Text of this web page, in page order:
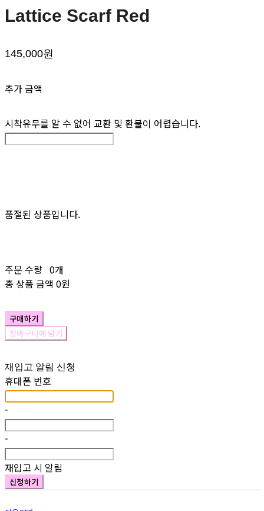
Lattice Scarf Red
145,000원
추가 금액
시착유무를 알 수 없어 교환 및 환불이 어렵습니다.
품절된 상품입니다.
주문 수량 0개
총 상품 금액 0원
구매하기
장바구니에 담기
재입고 알림 신청
휴대폰 번호
-
-
재입고 시 알림
신청하기